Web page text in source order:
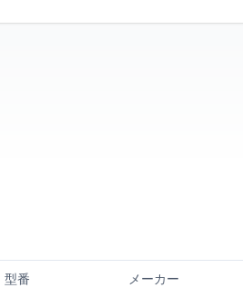
型番 メーカー